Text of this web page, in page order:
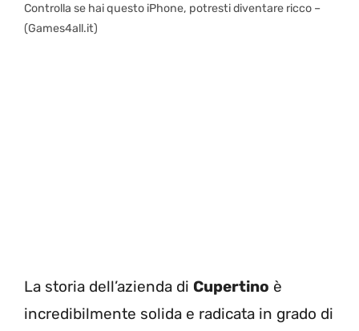
Controlla se hai questo iPhone, potresti diventare ricco –
(Games4all.it)
La storia dell’azienda di Cupertino è
incredibilmente solida e radicata in grado di